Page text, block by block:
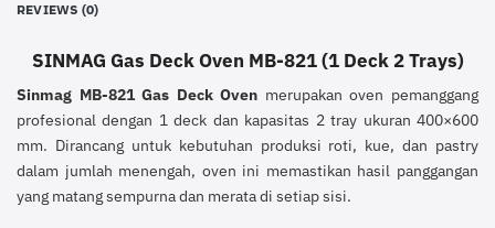
REVIEWS (0)
SINMAG Gas Deck Oven MB-821 (1 Deck 2 Trays)
Sinmag MB-821 Gas Deck Oven merupakan oven pemanggang
profesional dengan 1 deck dan kapasitas 2 tray ukuran 400×600
mm. Dirancang untuk kebutuhan produksi roti, kue, dan pastry
dalam jumlah menengah, oven ini memastikan hasil panggangan
yang matang sempurna dan merata di setiap sisi.